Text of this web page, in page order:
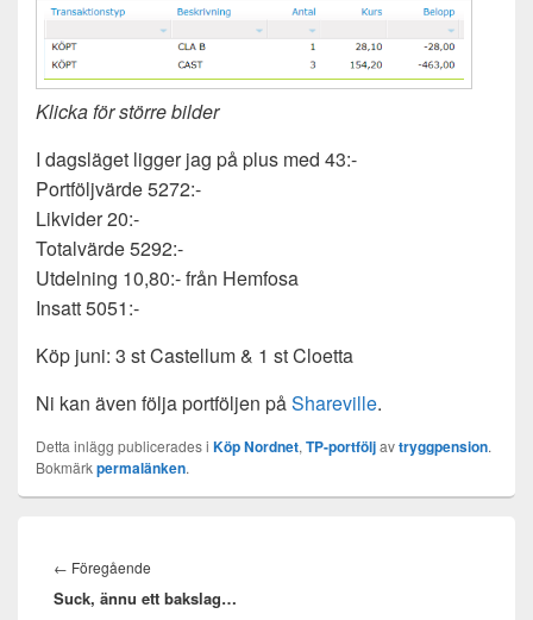
Klicka för större bilder
I dagsläget ligger jag på plus med 43:-
Portföljvärde 5272:-
Likvider 20:-
Totalvärde 5292:-
Utdelning 10,80:- från Hemfosa
Insatt 5051:-
Köp juni: 3 st Castellum & 1 st Cloetta
Ni kan även följa portföljen påShareville.
Detta inlägg publicerades i Köp Nordnet, TP-portföljavtryggpension.
Bokmärkpermalänken.
← Föregående
inlägg:
Suck, ännu ett bakslag…